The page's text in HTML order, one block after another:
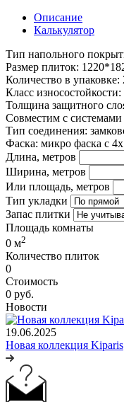
Описание
Калькулятор
Тип напольного
Размер плиток:
Количество в
Класс износостойкости:
Толщина защитного
Совместим с
Тип соединения:
Фаска: микро фаска с
Длина, метров
Ширина, метров
Или площадь, метров
Тип укладки
Запас плитки
Площадь комнаты
0 м2
Количество плиток
0
Стоимость
0 руб.
Новости
19.06.2025
Новая коллекция Kiparis